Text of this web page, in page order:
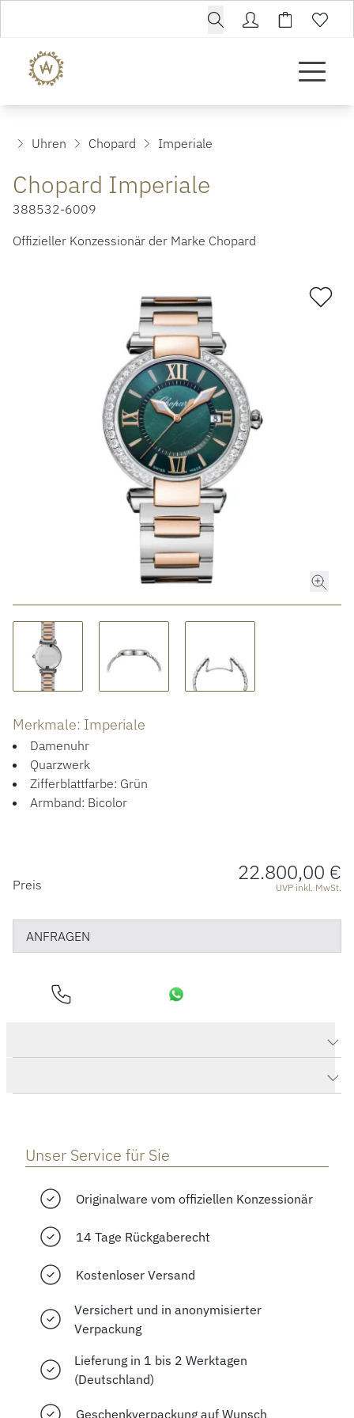
ROLEX CERTIFIED PRE-OWNED
LUXURY DEALS
HOCHZEIT
ACCESSOIRES
Uhren Chopard Imperiale
Chopard Imperiale
388532-6009
Offizieller Konzessionär der Marke Chopard
Merkmale: Imperiale
Damenuhr
Quarzwerk
Zifferblattfarbe: Grün
Armband: Bicolor
PREISINFORMATIONEN
Preis 22.800,00 €
UVP inkl. MwSt.
ANFRAGEN
Unser Service für Sie
Originalware vom offiziellen Konzessionär
14 Tage Rückgaberecht
Kostenloser Versand
Versichert und in anonymisierter
Verpackung
Lieferung in 1 bis 2 Werktagen
(Deutschland)
Geschenkverpackung auf Wunsch